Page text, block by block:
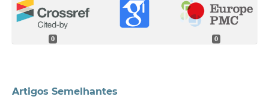
0 0
Artigos Semelhantes